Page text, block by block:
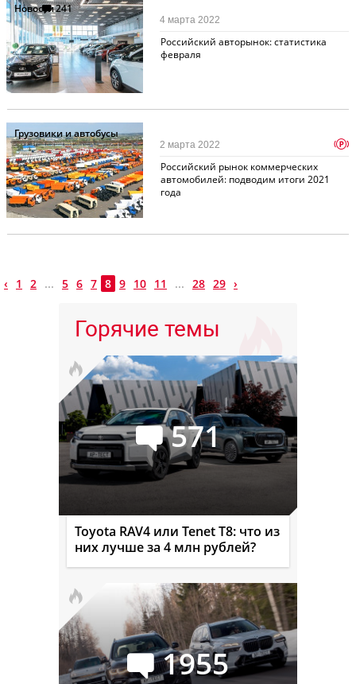
Новости241
Российский авторынок: статистика
февраля
4 марта 2022
Грузовики и автобусы
Российский рынок коммерческих
автомобилей: подводим итоги 2021
года
2 марта 2022 p
‹ 1 2 ... 5 6 7 8 9 10 11 ... 28 29 ›
Горячие темы
571
Toyota RAV4 или Tenet T8: что из
них лучше за 4 млн рублей?
1955